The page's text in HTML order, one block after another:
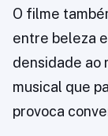
O filme
entre beleza
densidade ao
musical que
provoca